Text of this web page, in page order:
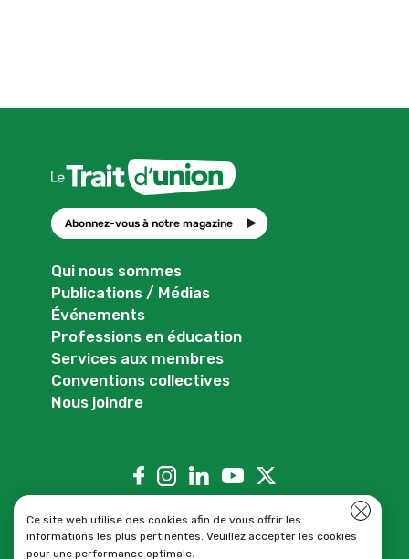
Abonnez-vous à notre magazine
Qui nous sommes
Publications / Médias
Événements
Professions en éducation
Services aux membres
Conventions collectives
Nous joindre
Ce site web utilise des cookies afin de vous offrir les
informations les plus pertinentes. Veuillez accepter les cookies
pour une performance optimale.
Close